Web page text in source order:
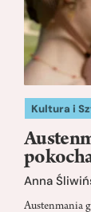
Kultura i
Anna
Austenmania